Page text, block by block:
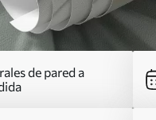
de pared a